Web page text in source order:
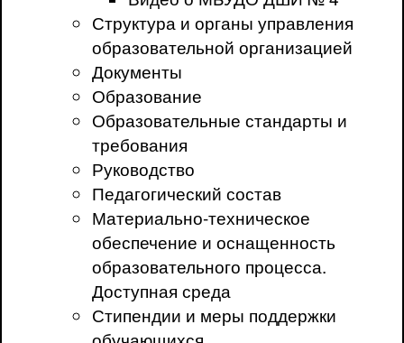
Структура и органы управления
образовательной организацией
Документы
Образование
Образовательные стандарты и
требования
Руководство
Педагогический состав
Материально-техническое
обеспечение и оснащенность
образовательного процесса.
Доступная среда
Стипендии и меры поддержки